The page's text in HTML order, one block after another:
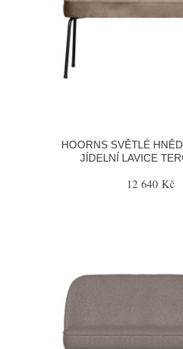
HOORNS SVĚTLÉ
JÍDELNÍ LAVICE
12 640 Kč